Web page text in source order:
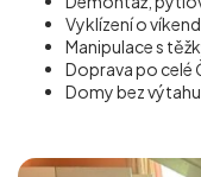
Vyklízení o
Manipulace s
Doprava po celé
Domy bez výtahu